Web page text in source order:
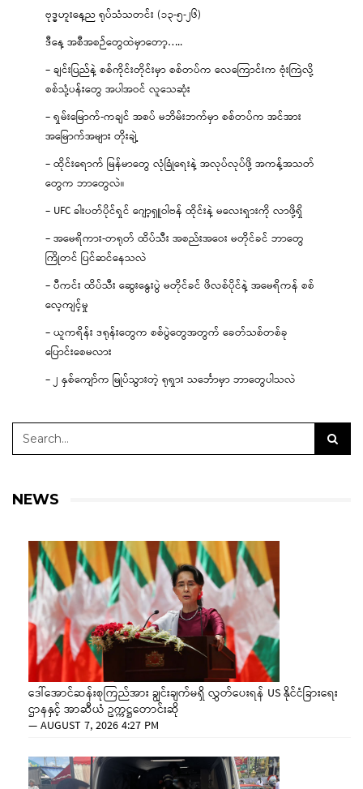
ဗုဒ္ဓဟူးနေ့ည ရုပ်သံသတင်း (၁၃-၅-၂၆)
ဒီနေ့ အစီအစဉ်တွေထဲမှာတော့…..
– ချင်းပြည်နဲ့ စစ်ကိုင်းတိုင်းမှာ စစ်တပ်က လေကြောင်းက ဗုံးကြဲလို့
စစ်သုံ့ပန်းတွေ အပါအဝင် လူသေဆုံး
– ရှမ်းမြောက်-ကချင် အစပ် မဘိမ်းဘက်မှာ စစ်တပ်က အင်အား
အမြောက်အများ တိုးချဲ့
– ထိုင်းရောက် မြန်မာတွေ လုံခြုံရေးနဲ့ အလုပ်လုပ်ဖို့ အကန့်အသတ်
တွေက ဘာတွေလဲ။
– UFC ခါးပတ်ပိုင်ရှင် ဂျော့ရှူဝါဗန် ထိုင်းနဲ့ မလေးရှားကို လာဖို့ရှိ
– အမေရိကား-တရုတ် ထိပ်သီး အစည်းအဝေး မတိုင်ခင် ဘာတွေ
ကြိုတင် ပြင်ဆင်နေသလဲ
– ပီကင်း ထိပ်သီး ဆွေးနွေးပွဲ မတိုင်ခင် ဖိလစ်ပိုင်နဲ့ အမေရိကန် စစ်
လေ့ကျင့်မှု
– ယူကရိန်း ဒရုန်းတွေက စစ်ပွဲတွေအတွက် ခေတ်သစ်တစ်ခု
ပြောင်းစေမလား
– ၂ နှစ်ကျော်က မြုပ်သွားတဲ့ ရုရှား သင်္ဘောမှာ ဘာတွေပါသလဲ
NEWS
ဒေါ်အောင်ဆန်းစုကြည်အား ချွင်းချက်မရှိ လွှတ်ပေးရန် US နိုင်ငံခြားရေး
ဌာနနှင့် အာဆီယံ ဥက္ကဋ္ဌတောင်းဆို
—AUGUST 7, 2026 4:27 PM